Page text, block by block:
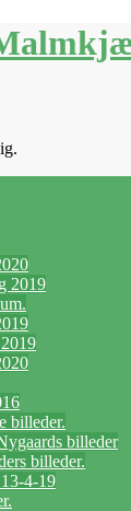
2019
billeder.
billeder
billeder.
4-19